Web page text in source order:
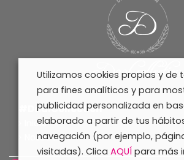
#DaalCollection
Inicio
Nosotras
Utilizamos cookies propias y de
para fines analíticos y para
publicidad personalizada en
elaborado a partir de tus
navegación (por ejemplo,
visitadas). Clica AQUÍ para más